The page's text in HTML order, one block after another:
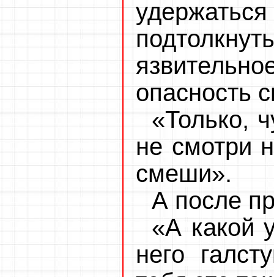
опасность
«Только,
не смотри
смеши».
А после
«А какой
него